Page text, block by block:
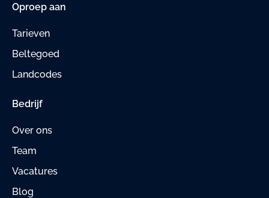
Oproep aan
Tarieven
Beltegoed
Landcodes
Bedrijf
Over ons
Team
Vacatures
Blog